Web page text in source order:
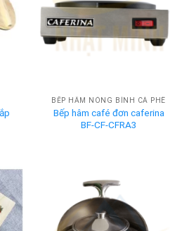
BẾP HÂM NÓNG BÌNH CÀ PHÊ
Bếp hâm café đơn caferina
BF-CF-CFRA3